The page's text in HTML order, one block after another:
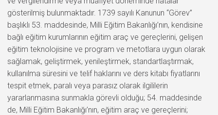
gösterilmiş bulunmaktadır. 1739 sayılı Kanunun “Görev”
başlıklı 53. maddesinde, Milli Eğitim Bakanlığı’nın, kendisine
bağlı eğitim kurumlarının eğitim araç ve gereçlerini, gelişen
eğitim teknolojisine ve program ve metotlara uygun olarak
sağlamak, geliştirmek, yenileştirmek, standartlaştırmak,
kullanılma süresini ve telif haklarını ve ders kitabı fiyatlarını
tespit etmek, paralı veya parasız olarak ilgililerin
yararlanmasına sunmakla görevli olduğu; 54. maddesinde
de, Milli Eğitim Bakanlığı’nın, eğitim araç ve gereçlerini;